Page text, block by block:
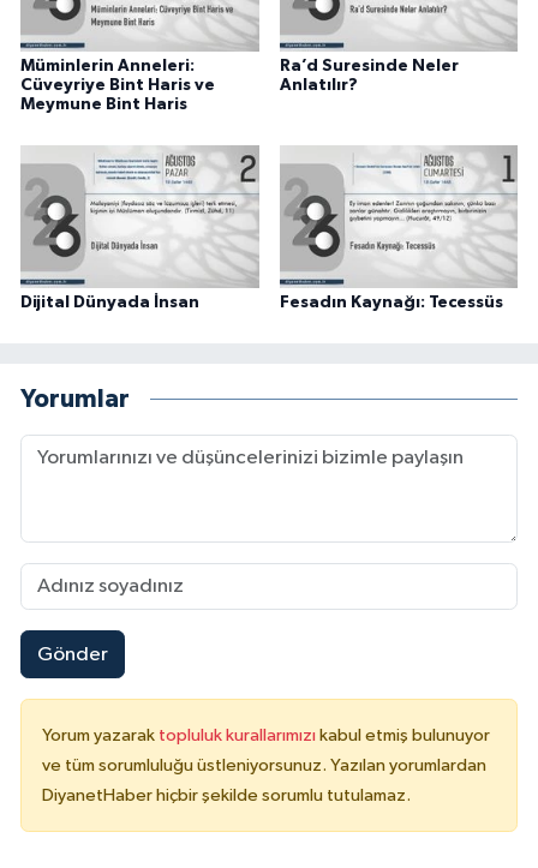
Müminlerin Anneleri:
Cüveyriye Bint Haris ve
Meymune Bint Haris
Ra’d Suresinde Neler
Anlatılır?
Dijital Dünyada İnsan Fesadın Kaynağı: Tecessüs
Yorumlar
Gönder
Yorum yazarak topluluk kurallarımızı kabul etmiş bulunuyor
ve tüm sorumluluğu üstleniyorsunuz. Yazılan yorumlardan
DiyanetHaber hiçbir şekilde sorumlu tutulamaz.
Karaman Müftülüğü
Kars Müftülüğü
Kastamonu Müftülüğü
Kayseri Müftülüğü
Kilis Müftülüğü
Kırklareli Müftülüğü
Kırşehir Müftülüğü
Konya Müftülüğü
Kütahya Müftülüğü
Manisa Müftülüğü
Mardin Müftülüğü